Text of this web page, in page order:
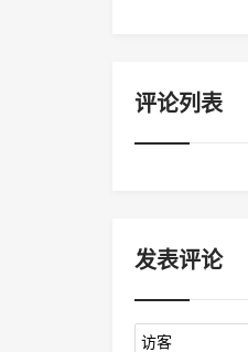
评论列表
发表评论